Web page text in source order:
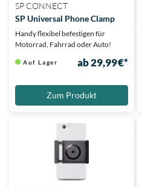
SP CONNECT
SP Universal Phone Clamp
Handy flexibel befestigen für
Motorrad, Fahrrad oder Auto!
Auf Lager ab 29,99 €*
Zum Produkt